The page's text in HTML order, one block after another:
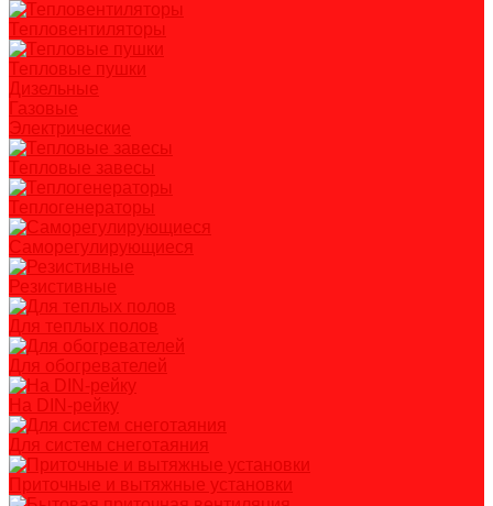
Тепловентиляторы
Тепловые пушки
Дизельные
Газовые
Электрические
Тепловые завесы
Теплогенераторы
Саморегулирующиеся
Резистивные
Для теплых полов
Для обогревателей
На DIN-рейку
Для систем снеготаяния
Приточные и вытяжные установки